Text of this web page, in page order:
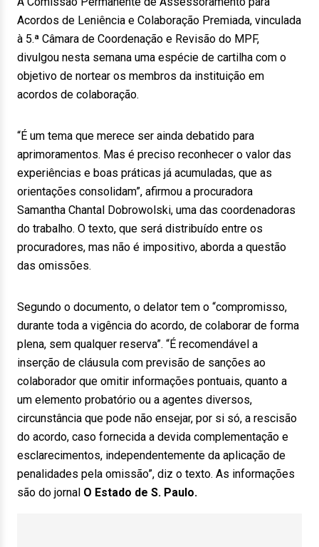
Acordos de Leniência e Colaboração Premiada, vinculada
à 5.ª Câmara de Coordenação e Revisão do MPF,
divulgou nesta semana uma espécie de cartilha com o
objetivo de nortear os membros da instituição em
acordos de colaboração.
“É um tema que merece ser ainda debatido para
aprimoramentos. Mas é preciso reconhecer o valor das
experiências e boas práticas já acumuladas, que as
orientações consolidam”, afirmou a procuradora
Samantha Chantal Dobrowolski, uma das coordenadoras
do trabalho. O texto, que será distribuído entre os
procuradores, mas não é impositivo, aborda a questão
das omissões.
Segundo o documento, o delator tem o “compromisso,
durante toda a vigência do acordo, de colaborar de forma
plena, sem qualquer reserva”. “É recomendável a
inserção de cláusula com previsão de sanções ao
colaborador que omitir informações pontuais, quanto a
um elemento probatório ou a agentes diversos,
circunstância que pode não ensejar, por si só, a rescisão
do acordo, caso fornecida a devida complementação e
esclarecimentos, independentemente da aplicação de
penalidades pela omissão”, diz o texto. As informações
são do jornal O Estado de S. Paulo.